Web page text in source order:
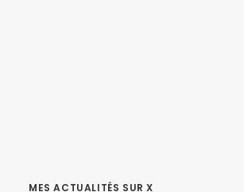
MES ACTUALITÉS SUR X